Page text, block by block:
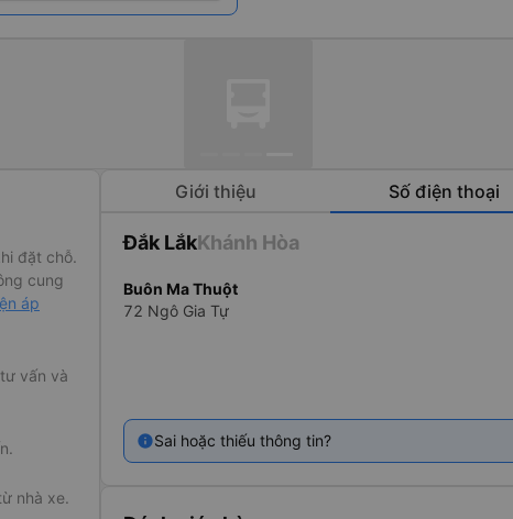
đặt chỗ.
cung
áp
vấn và
nhà xe.
Giới thiệu Số điện thoại
đi Nha
cho quý
chưa
vụ của nhà
lại những
vào các
Đắk LắkKhánh Hòa
Buôn Ma Thuột
72 Ngô Gia Tự
Sai hoặc thiếu thông tin?